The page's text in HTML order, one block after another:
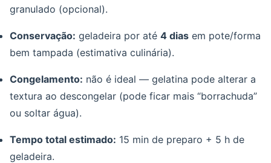
granulado (opcional).
Conservação: geladeira por até 4 dias em pote/forma
bem tampada (estimativa culinária).
Congelamento: não é ideal — gelatina pode alterar a
textura ao descongelar (pode ficar mais “borrachuda”
ou soltar água).
Tempo total estimado: 15 min de preparo + 5 h de
geladeira.